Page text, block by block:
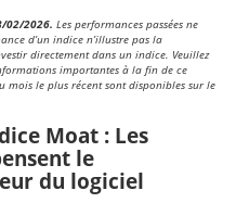
02/2026. Les performances passées ne
d’un indice n’illustre pas la
directement dans un indice. Veuillez
importantes à la fin de ce
mois le plus récent sont disponibles sur le
Moat : Les
le
du logiciel